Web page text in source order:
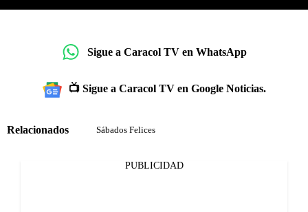
Sigue a Caracol TV en WhatsApp
📺 Sigue a Caracol TV en Google Noticias.
Relacionados Sábados Felices
PUBLICIDAD